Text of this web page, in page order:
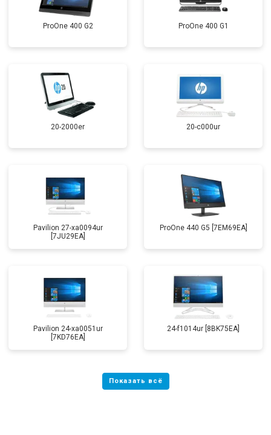
ProOne 400 G2 ProOne 400 G1
20-2000er 20-c000ur
Pavilion 27-xa0094ur
[7JU29EA]
ProOne 440 G5 [7EM69EA]
Pavilion 24-xa0051ur
[7KD76EA]
24-f1014ur [8BK75EA]